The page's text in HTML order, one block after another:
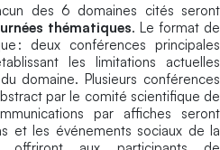
des 6 domaines cités seront
thématiques. Le format de
: deux conférences principales
les limitations actuelles
domaine. Plusieurs conférences
par le comité scientifique de
par affiches seront
et les événements sociaux de la